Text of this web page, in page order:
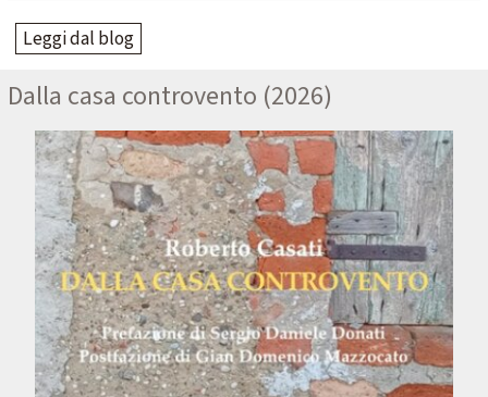
Leggi dal blog
Dalla casa controvento (2026)